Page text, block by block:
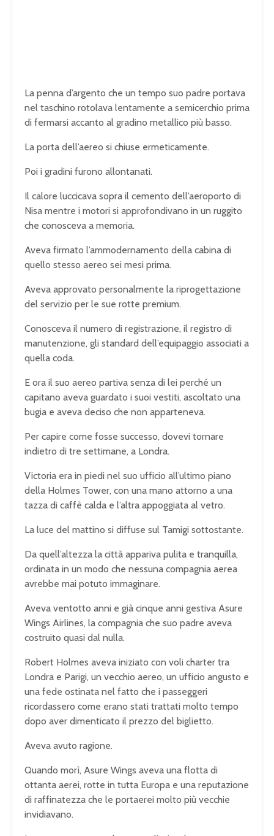
La penna d’argento che un tempo suo padre portava
nel taschino rotolava lentamente a semicerchio prima
di fermarsi accanto al gradino metallico più basso.
La porta dell’aereo si chiuse ermeticamente.
Poi i gradini furono allontanati.
Il calore luccicava sopra il cemento dell’aeroporto di
Nisa mentre i motori si approfondivano in un ruggito
che conosceva a memoria.
Aveva firmato l’ammodernamento della cabina di
quello stesso aereo sei mesi prima.
Aveva approvato personalmente la riprogettazione
del servizio per le sue rotte premium.
Conosceva il numero di registrazione, il registro di
manutenzione, gli standard dell’equipaggio associati a
quella coda.
E ora il suo aereo partiva senza di lei perché un
capitano aveva guardato i suoi vestiti, ascoltato una
bugia e aveva deciso che non apparteneva.
Per capire come fosse successo, dovevi tornare
indietro di tre settimane, a Londra.
Victoria era in piedi nel suo ufficio all’ultimo piano
della Holmes Tower, con una mano attorno a una
tazza di caffè calda e l’altra appoggiata al vetro.
La luce del mattino si diffuse sul Tamigi sottostante.
Da quell’altezza la città appariva pulita e tranquilla,
ordinata in un modo che nessuna compagnia aerea
avrebbe mai potuto immaginare.
Aveva ventotto anni e già cinque anni gestiva Asure
Wings Airlines, la compagnia che suo padre aveva
costruito quasi dal nulla.
Robert Holmes aveva iniziato con voli charter tra
Londra e Parigi, un vecchio aereo, un ufficio angusto e
una fede ostinata nel fatto che i passeggeri
ricordassero come erano stati trattati molto tempo
dopo aver dimenticato il prezzo del biglietto.
Aveva avuto ragione.
Quando morì, Asure Wings aveva una flotta di
ottanta aerei, rotte in tutta Europa e una reputazione
di raffinatezza che le portaerei molto più vecchie
invidiavano.